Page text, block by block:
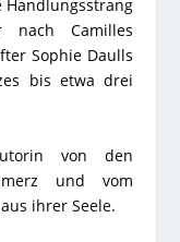
Handlungsstrang
Camilles
Sophie Daulls
bis etwa drei
von den
und vom
ihrer Seele.